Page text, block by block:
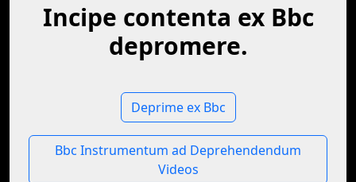
Incipe contenta ex Bbc
depromere.
Deprime ex Bbc
Bbc Instrumentum ad Deprehendendum
Videos